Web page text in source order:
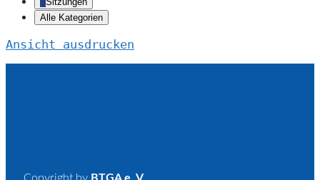
Alle Kategorien
Ansicht ausdrucken
Copyright by BTGA e. V.